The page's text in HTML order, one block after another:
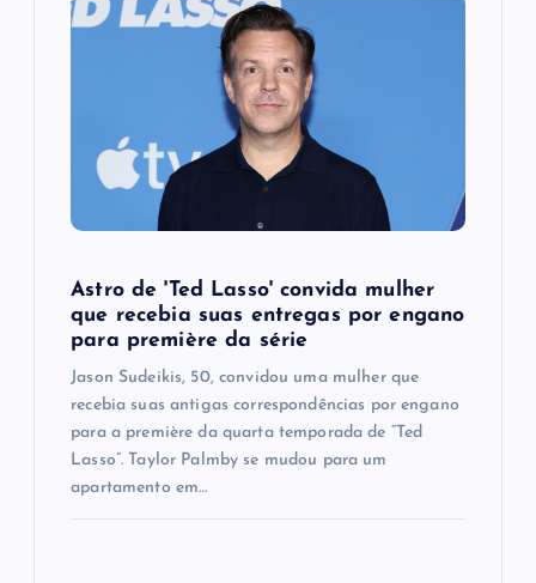
Astro de 'Ted Lasso' convida mulher
que recebia suas entregas por engano
para première da série
Jason Sudeikis, 50, convidou uma mulher que
recebia suas antigas correspondências por engano
para a première da quarta temporada de “Ted
Lasso”. Taylor Palmby se mudou para um
apartamento em…